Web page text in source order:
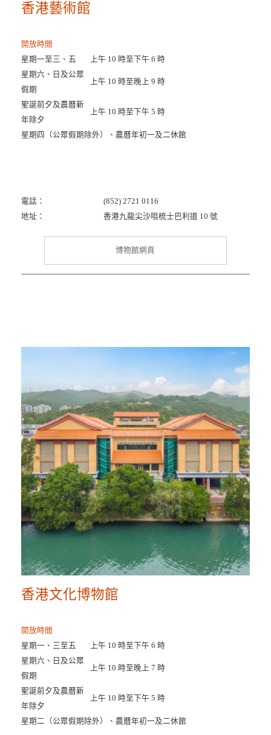
香港藝術館
開放時間
星期一至三、五
上午 10 時至下午 6 時
星期六、日及公眾
假期
上午 10 時至晚上 9 時
聖誕前夕及農曆新
年除夕
上午 10 時至下午 5 時
星期四（公眾假期除外）、農曆年初一及二休館
電話：
(852) 2721 0116
地址：
香港九龍尖沙咀梳士巴利道 10 號
博物館網頁
香港文化博物館
開放時間
星期一、三至五
上午 10 時至下午 6 時
星期六、日及公眾
假期
上午 10 時至晚上 7 時
聖誕前夕及農曆新
年除夕
上午 10 時至下午 5 時
星期二（公眾假期除外）、農曆年初一及二休館